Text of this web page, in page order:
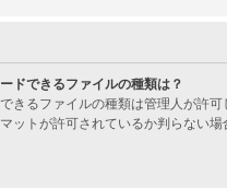
ドできるファイルの種類は？
きるファイルの種類は管理人が許可
ットが許可されているか判らない場